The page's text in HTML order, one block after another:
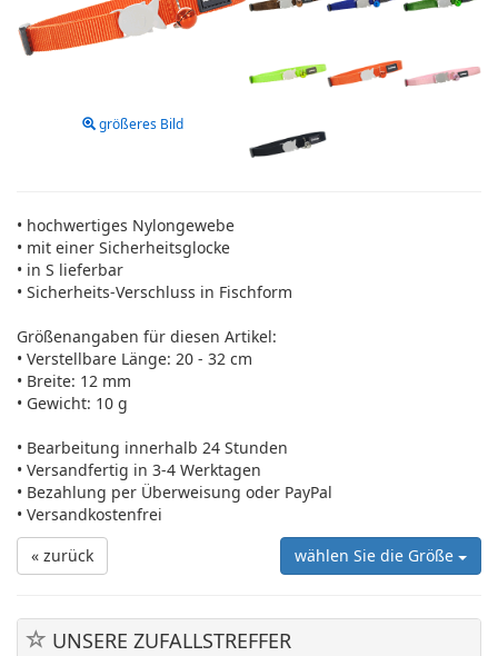
größeres Bild
• hochwertiges Nylongewebe
• mit einer Sicherheitsglocke
• in S lieferbar
• Sicherheits-Verschluss in Fischform
Größenangaben für diesen Artikel:
• Verstellbare Länge: 20 - 32 cm
• Breite: 12 mm
• Gewicht: 10 g
• Bearbeitung innerhalb 24 Stunden
• Versandfertig in 3-4 Werktagen
• Bezahlung per Überweisung oder PayPal
• Versandkostenfrei
« zurück
wählen Sie die Größe
UNSERE ZUFALLSTREFFER